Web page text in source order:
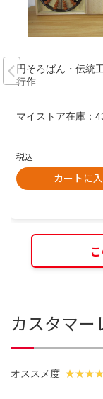
円そろばん・伝統
行作
マイストア在庫：
税込
カートに
カスタマー
オススメ度